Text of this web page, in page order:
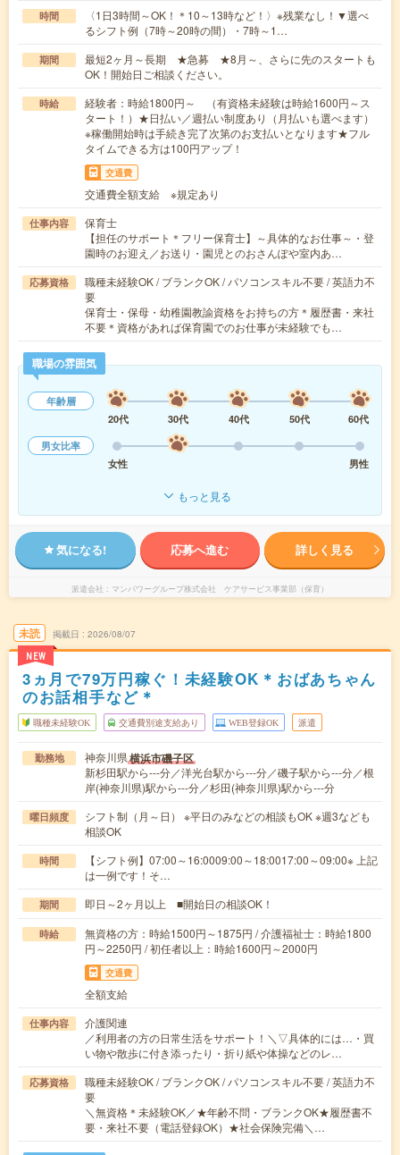
時間
〈1日3時間～OK！＊10～13時など！〉※残業なし！▼選べ
るシフト例（7時～20時の間）・7時～1…
期間
最短2ヶ月～長期 ★急募 ★8月～、さらに先のスタートも
OK！開始日ご相談ください。
時給
経験者：時給1800円～ （有資格未経験は時給1600円～ス
タート！）★日払い／週払い制度あり（月払いも選べます）
※稼働開始時は手続き完了次第のお支払いとなります★フル
タイムできる方は100円アップ！
交通費
交通費全額支給 ※規定あり
仕事内容
保育士
【担任のサポート＊フリー保育士】～具体的なお仕事～・登
園時のお迎え／お送り・園児とのおさんぽや室内あ…
応募資格
職種未経験OK / ブランクOK / パソコンスキル不要 / 英語力不
要
保育士・保母・幼稚園教諭資格をお持ちの方＊履歴書・来社
不要＊資格があれば保育園でのお仕事が未経験でも…
職場の雰囲気
年齢層
20代
30代 40代 50代
60代
男女比率
女性
男性
もっと見る
気になる! 応募へ進む 詳しく見る
派遣会社 マンパワーグループ株式会社 ケアサービス事業部（保育）
未読
NEW
掲載日 2026/08/07
3ヵ月で79万円稼ぐ！未経験OK＊おばあちゃん
のお話相手など＊
職種未経験OK 交通費別途支給あり WEB登録OK 派遣
勤務地 神奈川県横浜市磯子区
新杉田駅から---分／洋光台駅から---分／磯子駅から---分／根
岸(神奈川県)駅から---分／杉田(神奈川県)駅から---分
曜日頻度
シフト制（月～日） ※平日のみなどの相談もOK ※週3なども
相談OK
時間
【シフト例】07:00～16:0009:00～18:0017:00～09:00※ 上記
は一例です！そ…
期間 即日～2ヶ月以上 ■開始日の相談OK！
時給
無資格の方：時給1500円～1875円 / 介護福祉士：時給1800
円～2250円 / 初任者以上：時給1600円～2000円
交通費
全額支給
仕事内容
介護関連
／利用者の方の日常生活をサポート！＼▽具体的には…・買
い物や散歩に付き添ったり・折り紙や体操などのレ…
応募資格
職種未経験OK / ブランクOK / パソコンスキル不要 / 英語力不
要
＼無資格＊未経験OK／★年齢不問・ブランクOK★履歴書不
要・来社不要（電話登録OK）★社会保険完備＼…